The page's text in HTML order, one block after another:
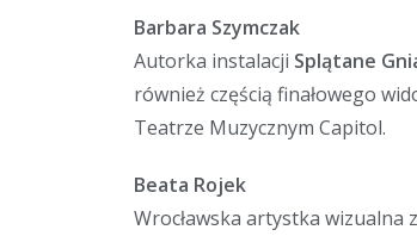
Barbara Szymczak
Autorka instalacji Splątane
również częścią finałowego
Teatrze Muzycznym Capitol.
Beata Rojek
Wrocławska artystka